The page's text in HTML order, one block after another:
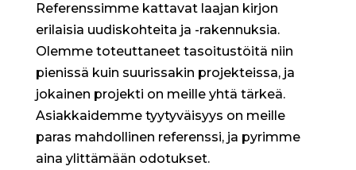
Referenssimme kattavat laajan kirjon
erilaisia uudiskohteita ja -rakennuksia.
Olemme toteuttaneet tasoitustöitä niin
pienissä kuin suurissakin projekteissa, ja
jokainen projekti on meille yhtä tärkeä.
Asiakkaidemme tyytyväisyys on meille
paras mahdollinen referenssi, ja pyrimme
aina ylittämään odotukset.